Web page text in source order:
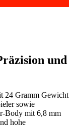
und
24 Gramm Gewicht
sowie
Body mit 6,8 mm
hohe